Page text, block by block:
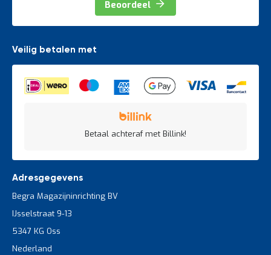
Beoordeel
Veilig betalen met
Betaal achteraf met Billink!
Adresgegevens
Begra Magazijninrichting BV
IJsselstraat 9-13
5347 KG Oss
Nederland